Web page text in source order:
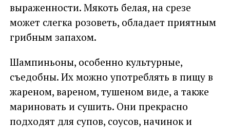
выраженности. Мякоть белая, на срезе
может слегка розоветь, обладает приятным
грибным запахом.
Шампиньоны, особенно культурные,
съедобны. Их можно употреблять в пищу в
жареном, вареном, тушеном виде, а также
мариновать и сушить. Они прекрасно
подходят для супов, соусов, начинок и